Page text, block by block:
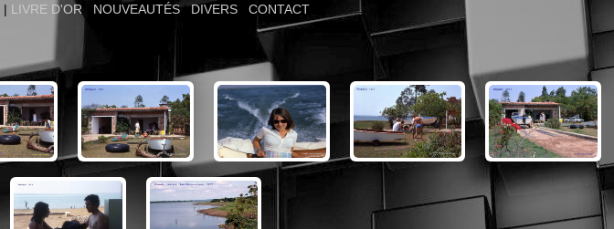
| LIVRE D'OR NOUVEAUTÉS|DIVERS CONTACT